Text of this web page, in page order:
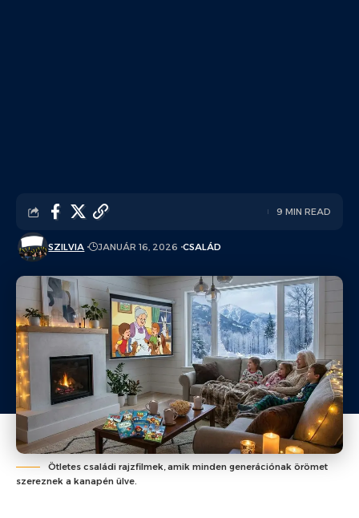
SZILVIA JANUÁR 16, 2026 CSALÁD
9 MIN READ
Ötletes családi rajzfilmek, amik minden generációnak örömet
szereznek a kanapén ülve.